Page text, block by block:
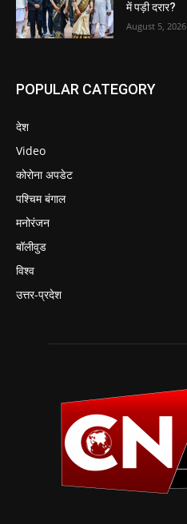
में पड़ी दरार?
August 5, 2026
POPULAR CATEGORY
देश
Video
कोरोना अपडेट
पश्चिम बंगाल
मनोरंजन
बॉलीवुड
विश्व
उत्तर-प्रदेश